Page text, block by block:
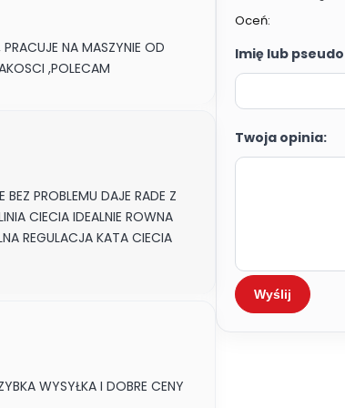
NA MASZYNIE OD
,POLECAM
BEZ PROBLEMU DAJE RADE Z
CIECIA IDEALNIE ROWNA
REGULACJA KATA CIECIA
WYSYŁKA I DOBRE CENY
Oceń:
Imię lub
Twoja opinia:
Wyślij